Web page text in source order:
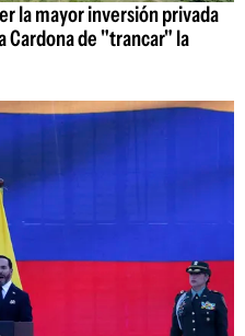
la mayor inversión privada
Cardona de "trancar" la